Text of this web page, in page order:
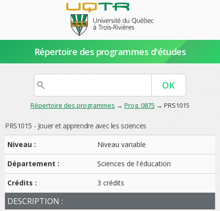
Répertoire des programmes d'études
Répertoire des programmes → Prog. 0875 → PRS1015
PRS1015 - Jouer et apprendre avec les sciences
Niveau :
Niveau variable
Département : Sciences de l'éducation
Crédits : 3 crédits
DESCRIPTION :